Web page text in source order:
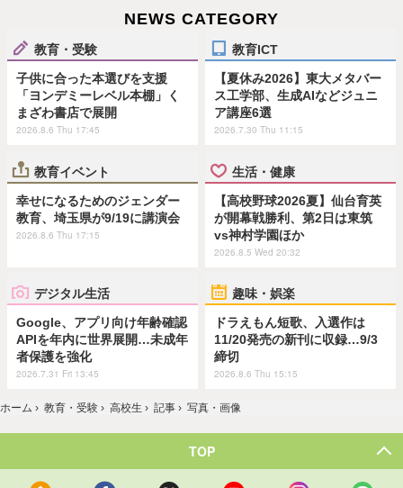
NEWS CATEGORY
教育・受験
子供に合った本選びを支援
「ヨンデミーレベル本棚」く
まざわ書店で展開
2026.8.6 Thu 17:45
教育ICT
【夏休み2026】東大メタバー
ス工学部、生成AIなどジュニ
ア講座6選
2026.7.30 Thu 11:15
教育イベント
幸せになるためのジェンダー
教育、埼玉県が9/19に講演会
2026.8.6 Thu 17:15
生活・健康
【高校野球2026夏】仙台育英
が開幕戦勝利、第2日は東筑
vs神村学園ほか
2026.8.5 Wed 20:32
デジタル生活
Google、アプリ向け年齢確認
APIを年内に世界展開…未成年
者保護を強化
2026.7.31 Fri 13:45
趣味・娯楽
ドラえもん短歌、入選作は
11/20発売の新刊に収録…9/3
締切
2026.8.6 Thu 15:15
ホーム › 教育・受験 › 高校生 › 記事 › 写真・画像
TOP